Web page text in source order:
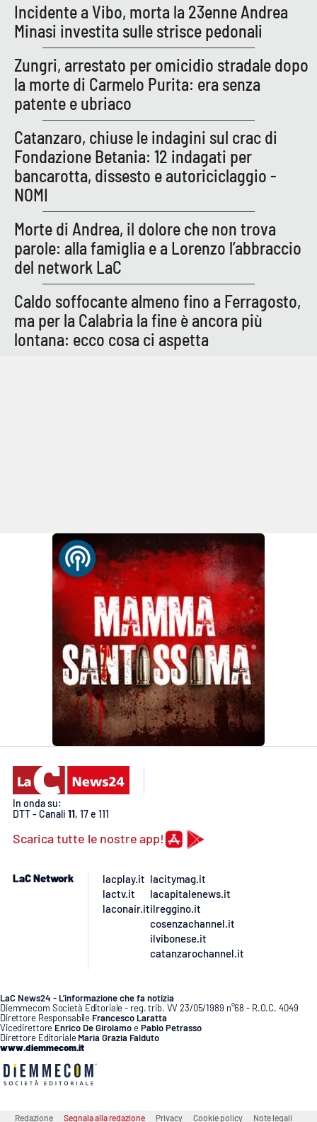
Incidente a Vibo, morta la 23enne Andrea
Minasi investita sulle strisce pedonali
Zungri, arrestato per omicidio stradale dopo
la morte di Carmelo Purita: era senza
patente e ubriaco
Catanzaro, chiuse le indagini sul crac di
Fondazione Betania: 12 indagati per
bancarotta, dissesto e autoriciclaggio -
NOMI
Morte di Andrea, il dolore che non trova
parole: alla famiglia e a Lorenzo l’abbraccio
del network LaC
Caldo soffocante almeno fino a Ferragosto,
ma per la Calabria la fine è ancora più
lontana: ecco cosa ci aspetta
In onda su:
DTT - Canali 11, 17 e 111
Scarica tutte le nostre app!
LaC Network
lacplay.it
lactv.it
laconair.it
lacitymag.it
lacapitalenews.it
ilreggino.it
cosenzachannel.it
ilvibonese.it
catanzarochannel.it
LaC News24 - L’informazione che fa notizia
Diemmecom Società Editoriale - reg. trib. VV 23/05/1989 n°68 - R.O.C. 4049
Direttore Responsabile Francesco Laratta
Vicedirettore Enrico De GirolamoePablo Petrasso
Direttore Editoriale Maria Grazia Falduto
www.diemmecom.it
Redazione Segnala alla redazione Privacy Cookie policy Note legali